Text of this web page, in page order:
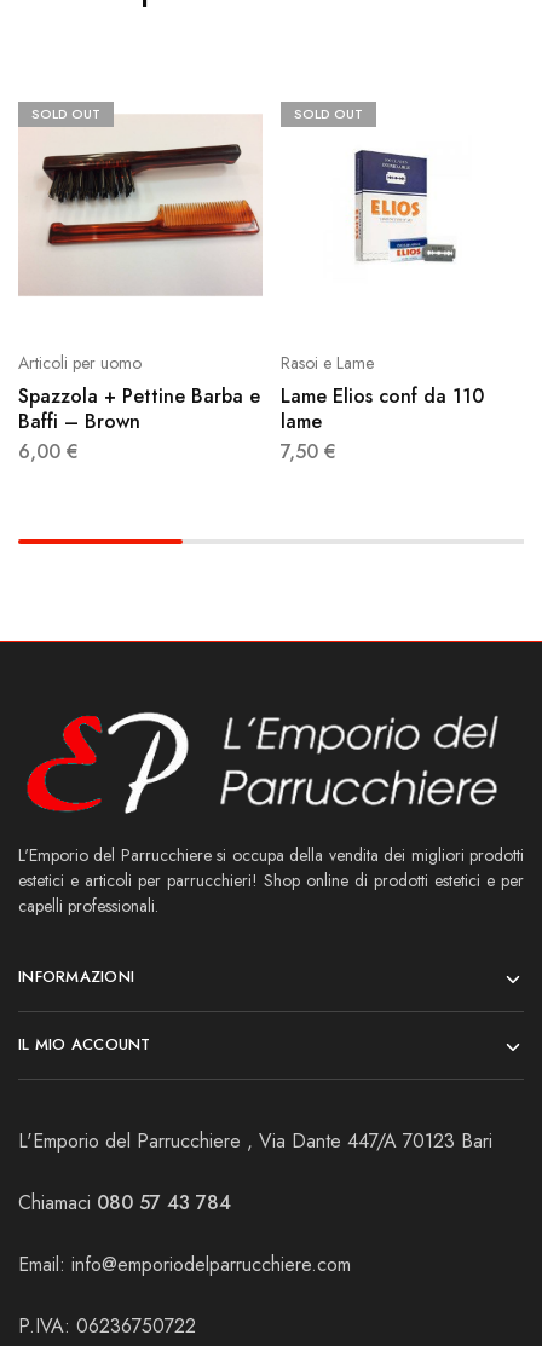
SOLD OUT
Articoli per uomo
Spazzola + Pettine Barba e
Baffi – Brown
6,00 €
SOLD OUT
Rasoi e Lame
Lame Elios conf da 110
lame
7,50 €
L'Emporio del Parrucchiere si occupa della vendita dei migliori prodotti
estetici e articoli per parrucchieri! Shop online di prodotti estetici e per
capelli professionali.
INFORMAZIONI
IL MIO ACCOUNT
L'Emporio del Parrucchiere , Via Dante 447/A 70123 Bari
Chiamaci 080 57 43 784
Email: info@emporiodelparrucchiere.com
P.IVA: 06236750722